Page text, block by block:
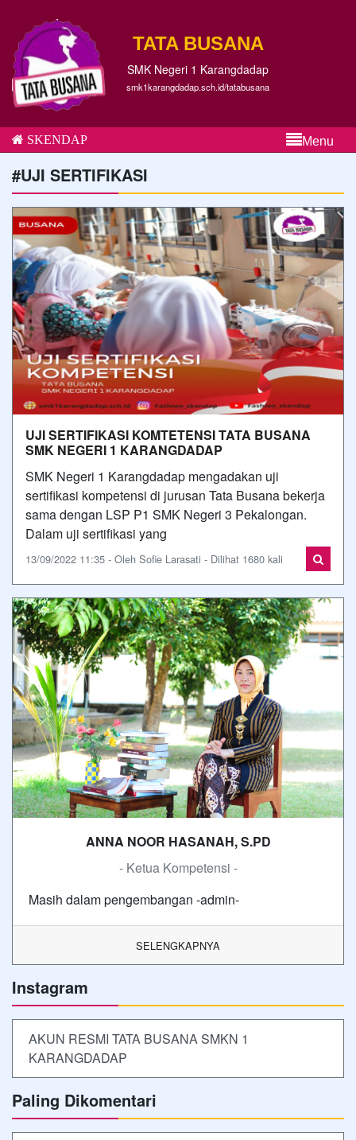
TATA BUSANA
SMK Negeri 1 Karangdadap
smk1karangdadap.sch.id/tatabusana
SKENDAP Menu
#UJI SERTIFIKASI
UJI SERTIFIKASI KOMTETENSI TATA BUSANA
SMK NEGERI 1 KARANGDADAP
SMK Negeri 1 Karangdadap mengadakan uji
sertifikasi kompetensi di jurusan Tata Busana bekerja
sama dengan LSP P1 SMK Negeri 3 Pekalongan.
Dalam uji sertifikasi yang
13/09/2022 11:35 - Oleh Sofie Larasati - Dilihat 1680 kali
ANNA NOOR HASANAH, S.PD
- Ketua Kompetensi -
Masih dalam pengembangan -admin-
SELENGKAPNYA
Instagram
AKUN RESMI TATA BUSANA SMKN 1
KARANGDADAP
Paling Dikomentari